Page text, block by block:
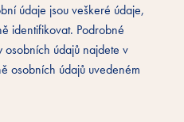
údaje jsou veškeré údaje,
identifikovat. Podrobné
údajů najdete v
osobních údajů uvedeném